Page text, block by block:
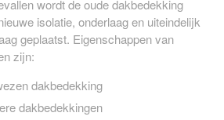
wordt de oude dakbedekking
isolatie, onderlaag en uiteindelijk
geplaatst. Eigenschappen van
zijn:
dakbedekking
dakbedekkingen